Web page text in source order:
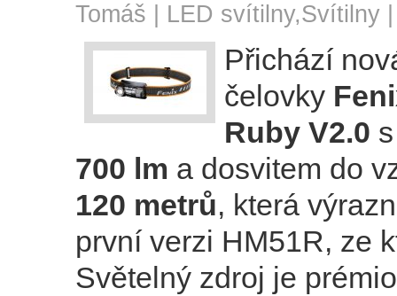
Tomáš | LED svítilny,Svítilny
Přichází
čelovky
Ruby V2.0
700 lm a dosvitem do
120 metrů, která
první verzi HM51R, ze
Světelný zdroj je